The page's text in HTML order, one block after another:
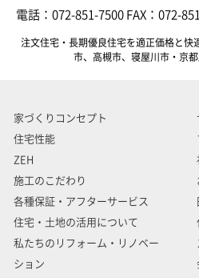
電話：072-851-7500 FAX：072-
注文住宅・長期優良住宅を適正価格と快
市、高槻市、寝屋川市・京
家づくりコンセプト
住宅性能
ZEH
施工のこだわり
各種保証・アフターサービス
住宅・土地の活用について
私たちのリフォーム・リノベー
ション